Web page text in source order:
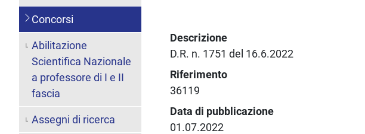
Descrizione
D.R. n. 1751 del 16.6.2022
Riferimento
36119
Data di pubblicazione
01.07.2022
Concorsi
Abilitazione
Scientifica Nazionale
a professore di I e II
fascia
Assegni di ricerca